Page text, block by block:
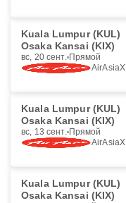
Kuala Lumpur (KUL)
Osaka Kansai (KIX)
вс, 20 сент. Прямой
AirAsiaX
Kuala Lumpur (KUL)
Osaka Kansai (KIX)
вс, 13 сент. Прямой
AirAsiaX
Kuala Lumpur (KUL)
Osaka Kansai (KIX)